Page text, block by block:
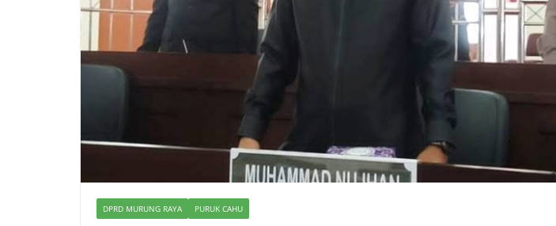
DPRD MURUNG RAYA PURUK CAHU